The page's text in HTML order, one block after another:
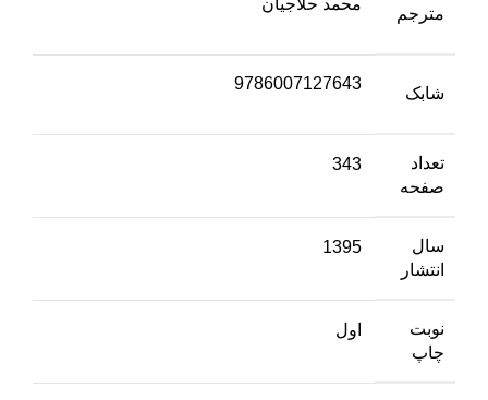
مترجم
شابک
9786007127643
تعداد
صفحه
343
سال
انتشار
1395
نوبت
چاپ
اول